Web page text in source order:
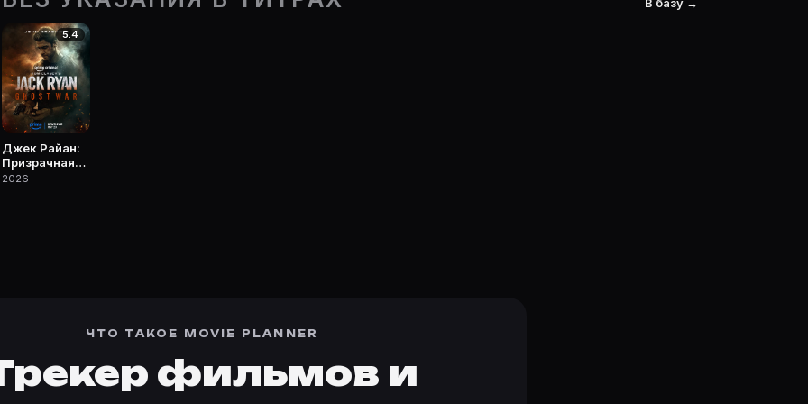
Movie Planner.
сериалы, роли и фото.
5.4
Джек Райан:
Призрачная
война
2026
ЧТО ТАКОЕ MOVIE PLANNER
фильмов и